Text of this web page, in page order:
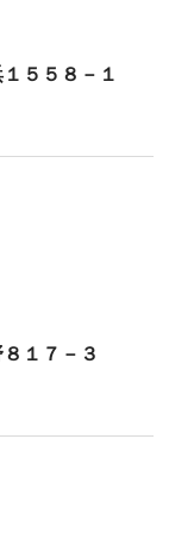
５５８－１
１７－３